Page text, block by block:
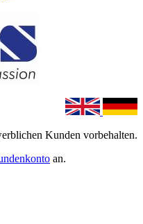
Kunden vorbehalten.
an.